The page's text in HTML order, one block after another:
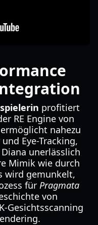
profitiert
RE Engine von
nahezu
Eye-Tracking,
unerlässlich
Mimik wie durch
wird gemunkelt,
für Pragmata
von
Gesichtsscanning